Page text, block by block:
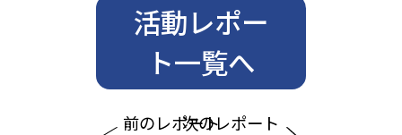
前のレポート
活動レポー
ト一覧へ
次のレポート